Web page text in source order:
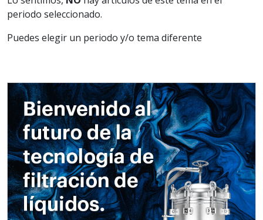
periodo seleccionado.
Puedes elegir un periodo y/o tema diferente